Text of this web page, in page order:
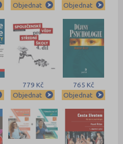
Objednat
Objednat
779 Kč
Objednat
765 Kč
Objednat